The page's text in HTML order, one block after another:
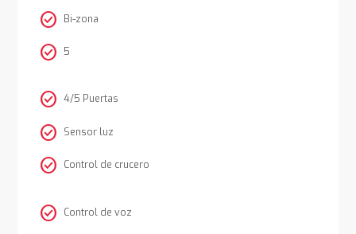
check_circle Bi-zona
check_circle 5
check_circle 4/5 Puertas
check_circle Sensor luz
check_circle Control de crucero
check_circle Control de voz